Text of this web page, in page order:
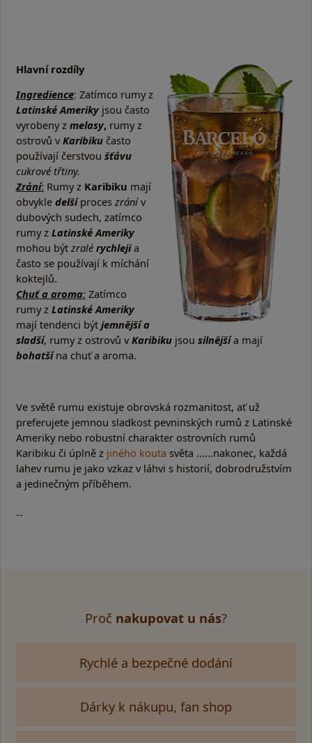
Hlavní rozdíly
Ingredience: Zatímco rumy z
Latinské Ameriky jsou často
vyrobeny z melasy, rumy z
ostrovů vKaribiku často
používají čerstvou šťávu
cukrové třtiny.
Zrání: Rumy z Karibiku mají
obvykle delšíproces zránív
dubových sudech, zatímco
rumy z Latinské Ameriky
mohou být zralé rychleji a
často se používají k míchání
koktejlů.
Chuť a aroma: Zatímco
rumy z Latinské Ameriky
mají tendenci být jemnější a
sladší, rumy z ostrovů vKaribiku jsou silnějšía mají
bohatšína chuť a aroma.
Ve světě rumu existuje obrovská rozmanitost, ať už
preferujete jemnou sladkost pevninských rumů z Latinské
Ameriky nebo robustní charakter ostrovních rumů
Karibiku či úplně z jiného kouta světa ......nakonec, každá
lahev rumu je jako vzkaz v láhvi s historií, dobrodružstvím
a jedinečným příběhem.
--
Proč nakupovat u nás?
Rychlé a bezpečné dodání
Dárky k nákupu, fan shop